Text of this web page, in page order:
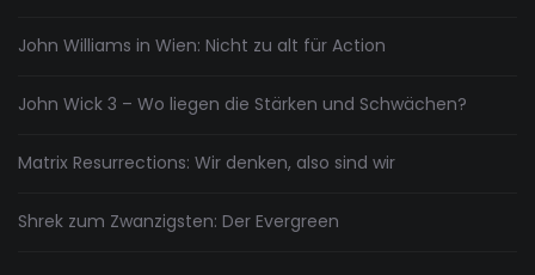
John Williams in Wien: Nicht zu alt für Action
John Wick 3 – Wo liegen die Stärken und Schwächen?
Matrix Resurrections: Wir denken, also sind wir
Shrek zum Zwanzigsten: Der Evergreen